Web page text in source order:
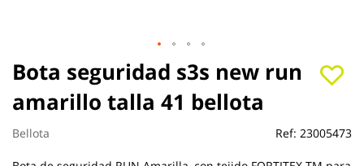
Bota seguridad s3s new run
amarillo talla 41 bellota
Bellota Ref: 23005473
Saltar
al
comienzo
de
la
de